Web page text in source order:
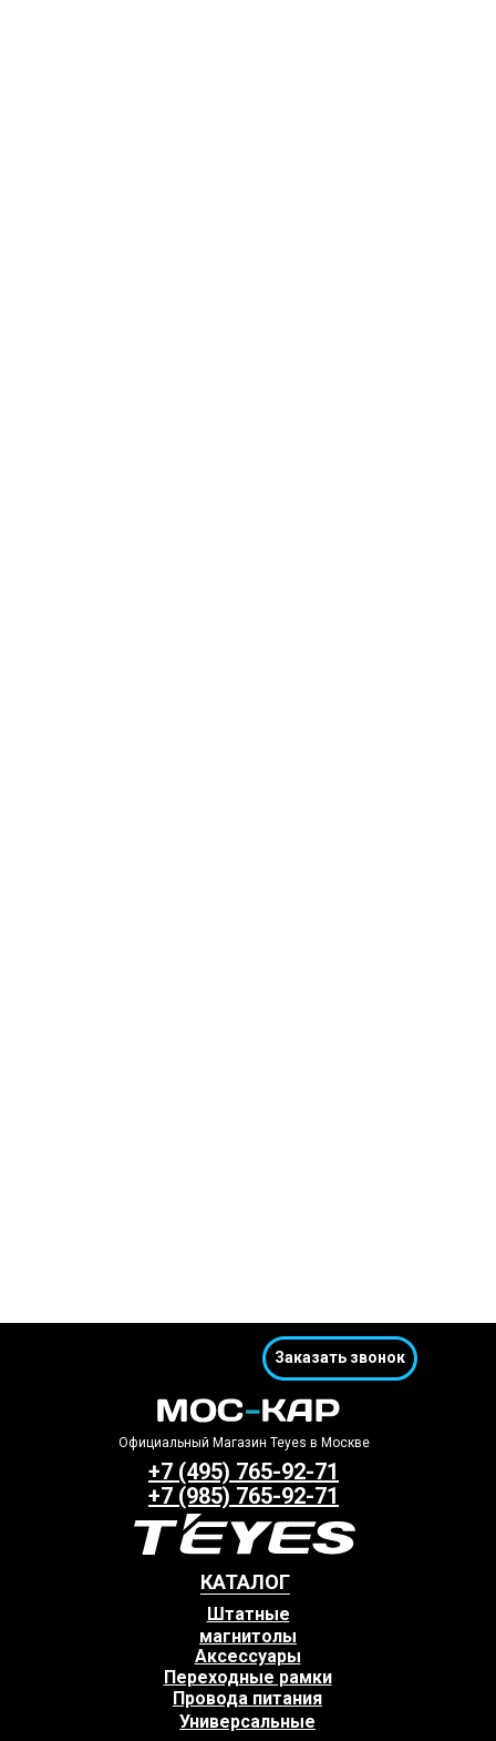
КАТАЛОГ
+7 (495) 765-92-71
+7 (985) 765-92-71
Аксессуары
Провода питания
Штатные
магнитолы
Переходные рамки
Заказать звонок
Официальный Магазин Teyes в Москве
Универсальные